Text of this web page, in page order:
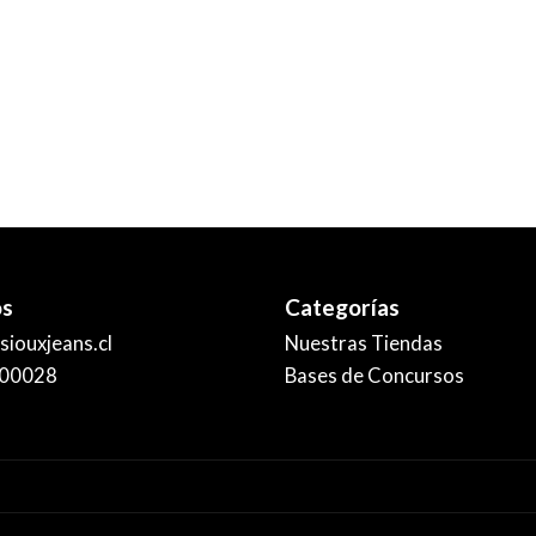
Categorías
Nuestras Tiendas
Bases de Concursos